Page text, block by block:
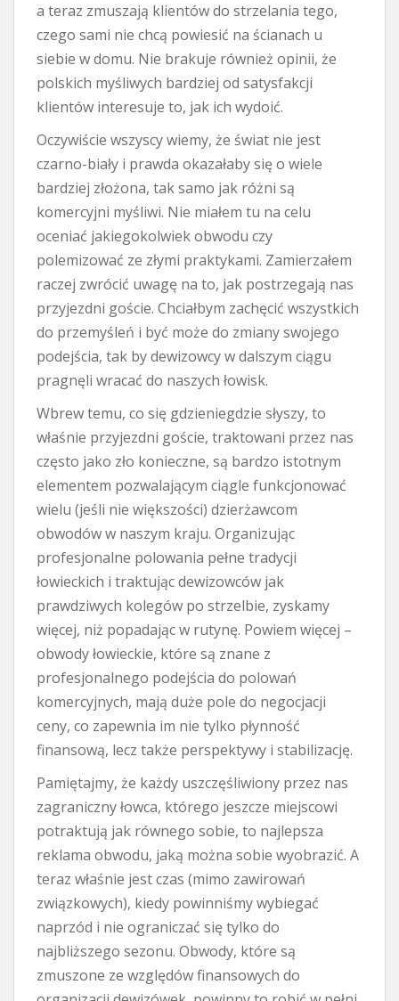
a teraz zmuszają klientów do strzelania tego,
czego sami nie chcą powiesić na ścianach u
siebie w domu. Nie brakuje również opinii, że
polskich myśliwych bardziej od satysfakcji
klientów interesuje to, jak ich wydoić.
Oczywiście wszyscy wiemy, że świat nie jest
czarno-biały i prawda okazałaby się o wiele
bardziej złożona, tak samo jak różni są
komercyjni myśliwi. Nie miałem tu na celu
oceniać jakiegokolwiek obwodu czy
polemizować ze złymi praktykami. Zamierzałem
raczej zwrócić uwagę na to, jak postrzegają nas
przyjezdni goście. Chciałbym zachęcić wszystkich
do przemyśleń i być może do zmiany swojego
podejścia, tak by dewizowcy w dalszym ciągu
pragnęli wracać do naszych łowisk.
Wbrew temu, co się gdzieniegdzie słyszy, to
właśnie przyjezdni goście, traktowani przez nas
często jako zło konieczne, są bardzo istotnym
elementem pozwalającym ciągle funkcjonować
wielu (jeśli nie większości) dzierżawcom
obwodów w naszym kraju. Organizując
profesjonalne polowania pełne tradycji
łowieckich i traktując dewizowców jak
prawdziwych kolegów po strzelbie, zyskamy
więcej, niż popadając w rutynę. Powiem więcej –
obwody łowieckie, które są znane z
profesjonalnego podejścia do polowań
komercyjnych, mają duże pole do negocjacji
ceny, co zapewnia im nie tylko płynność
finansową, lecz także perspektywy i stabilizację.
Pamiętajmy, że każdy uszczęśliwiony przez nas
zagraniczny łowca, którego jeszcze miejscowi
potraktują jak równego sobie, to najlepsza
reklama obwodu, jaką można sobie wyobrazić. A
teraz właśnie jest czas (mimo zawirowań
związkowych), kiedy powinniśmy wybiegać
naprzód i nie ograniczać się tylko do
najbliższego sezonu. Obwody, które są
zmuszone ze względów finansowych do